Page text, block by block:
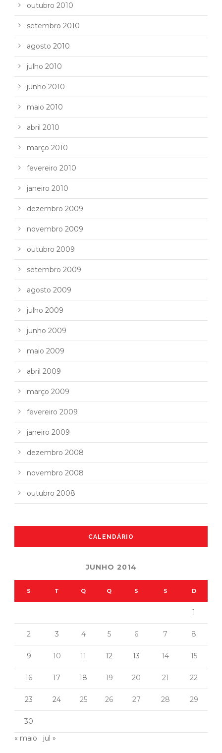
outubro 2010
setembro 2010
agosto 2010
julho 2010
junho 2010
maio 2010
abril 2010
março 2010
fevereiro 2010
janeiro 2010
dezembro 2009
novembro 2009
outubro 2009
setembro 2009
agosto 2009
julho 2009
junho 2009
maio 2009
abril 2009
março 2009
fevereiro 2009
janeiro 2009
dezembro 2008
novembro 2008
outubro 2008
CALENDÁRIO
JUNHO 2014
S T Q Q S S D
1
2 3 4 5 6 7 8
9 10 11 12 13 14 15
16 17 18 19 20 21 22
23 24 25 26 27 28 29
30
« maio
jul »